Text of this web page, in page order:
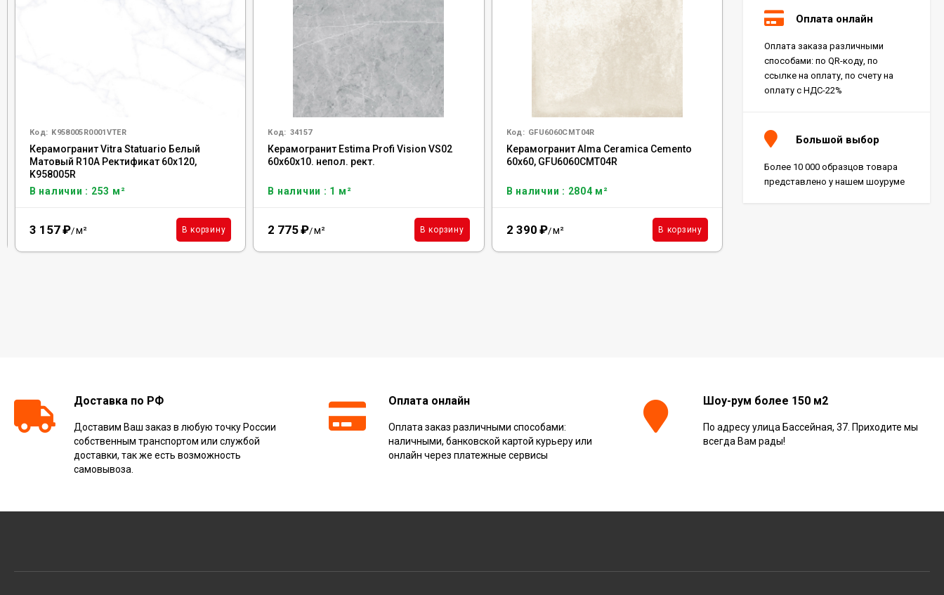
Код: K958005R0001VTER
Керамогранит Vitra Statuario Белый
Матовый R10A Ректификат 60x120,
K958005R
В наличии : 253 м²
3 157₽/м² В корзину
Код: 34157
Керамогранит Estima Profi Vision VS02
60x60x10. непол. рект.
В наличии : 1 м²
2 775₽/м² В корзину
Код: GFU6060CMT04R
Керамогранит Alma Ceramica Cemento
60x60, GFU6060CMT04R
В наличии : 2804 м²
2 390 ₽/м² В корзину
NTT99620PG
Керамогранит NT Ceramic Argillite
Stonewall Dust Punch Granulla 60x120,
Оплата онлайн
Оплата заказа различными
способами: по QR-коду, по
ссылке на оплату, по счету на
оплату с НДС-22%
Большой выбор
Более 10 000 образцов товара
представлено у нашем шоуруме
Доставка по РФ
Доставим Ваш заказ в любую точку России
собственным транспортом или службой
доставки, так же есть возможность
самовывоза.
Оплата онлайн
Оплата заказ различными способами:
наличными, банковской картой курьеру или
онлайн через платежные сервисы
Шоу-рум более 150 м2
По адресу улица Бассейная, 37. Приходите мы
всегда Вам рады!